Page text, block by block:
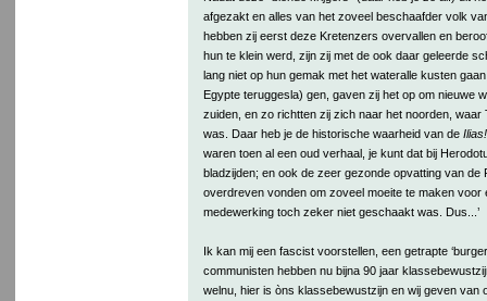
afgezakt en alles van het zoveel beschaafder volk
hebben zij eerst deze Kretenzers overvallen en
hun te klein werd, zijn zij met de ook daar geleerde
lang niet op hun gemak met het wateralle kusten
Egypte teruggesla) gen, gaven zij het op om nieuwe
zuiden, en zo richtten zij zich naar het noorden, waar
was. Daar heb je de historische waarheid van de Ilias!
waren toen al een oud verhaal, je kunt dat bij
bladzijden; en ook de zeer gezonde opvatting van de
overdreven vonden om zoveel moeite te maken voor
medewerking toch zeker niet geschaakt was. Dus...’
Ik kan mij een fascist voorstellen, een getrapte
communisten hebben nu bijna 90 jaar
welnu, hier is òns klassebewustzijn en wij geven van